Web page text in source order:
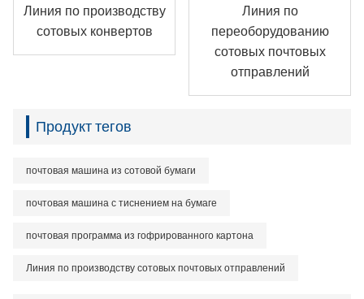
Линия по производству
сотовых конвертов
Линия по
переоборудованию
сотовых почтовых
отправлений
Продукт тегов
почтовая машина из сотовой бумаги
почтовая машина с тиснением на бумаге
почтовая программа из гофрированного картона
Линия по производству сотовых почтовых отправлений